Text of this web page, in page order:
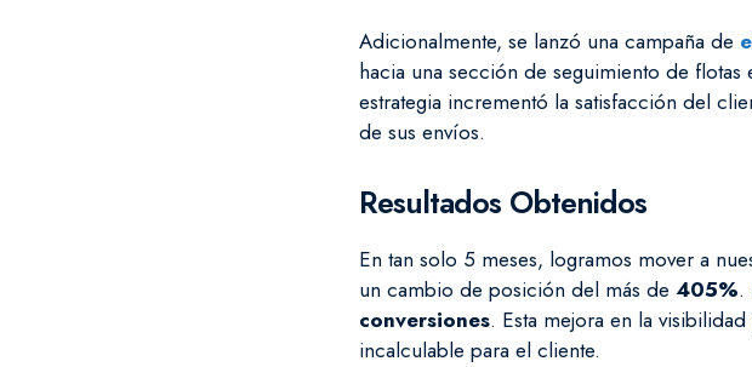
Adicionalmente, se lanzó una campaña de
hacia una sección de seguimiento de
estrategia incrementó la satisfacción del
de sus envíos.
Resultados Obtenidos
En tan solo 5 meses, logramos mover a
un cambio de posición del más de 405%.
conversiones. Esta mejora en la
incalculable para el cliente.